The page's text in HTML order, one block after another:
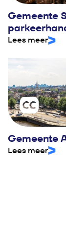
Gemeente
Lees meer
Gemeente
Lees meer